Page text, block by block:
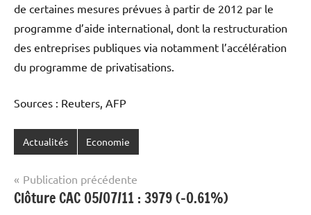
de certaines mesures prévues à partir de 2012 par le
programme d’aide international, dont la restructuration
des entreprises publiques via notamment l’accélération
du programme de privatisations.
Sources : Reuters, AFP
Actualités Economie
Navigation
de
Publication précédente
Clôture CAC 05/07/11 : 3979 (-0.61%)